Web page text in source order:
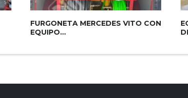
FURGONETA MERCEDES VITO CON
EQUIPO...